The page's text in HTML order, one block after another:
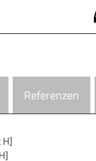
Referenzen
H]